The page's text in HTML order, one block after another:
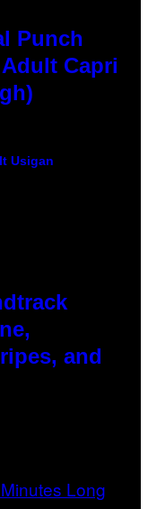
Punch
Capri
Usigan
and